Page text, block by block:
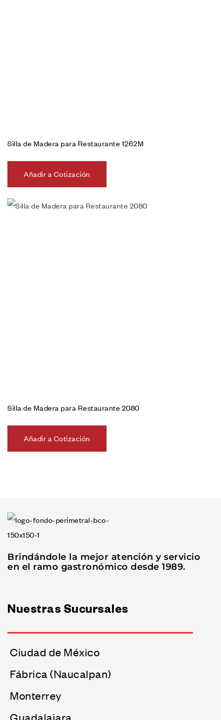
Silla de Madera para Restaurante 1262M
Añadir a Cotización
Silla de Madera para Restaurante 2080
Añadir a Cotización
Brindándole la mejor atención y servicio
en el ramo gastronómico desde 1989.
Nuestras Sucursales
Ciudad de México
Fábrica (Naucalpan)
Monterrey
Guadalajara